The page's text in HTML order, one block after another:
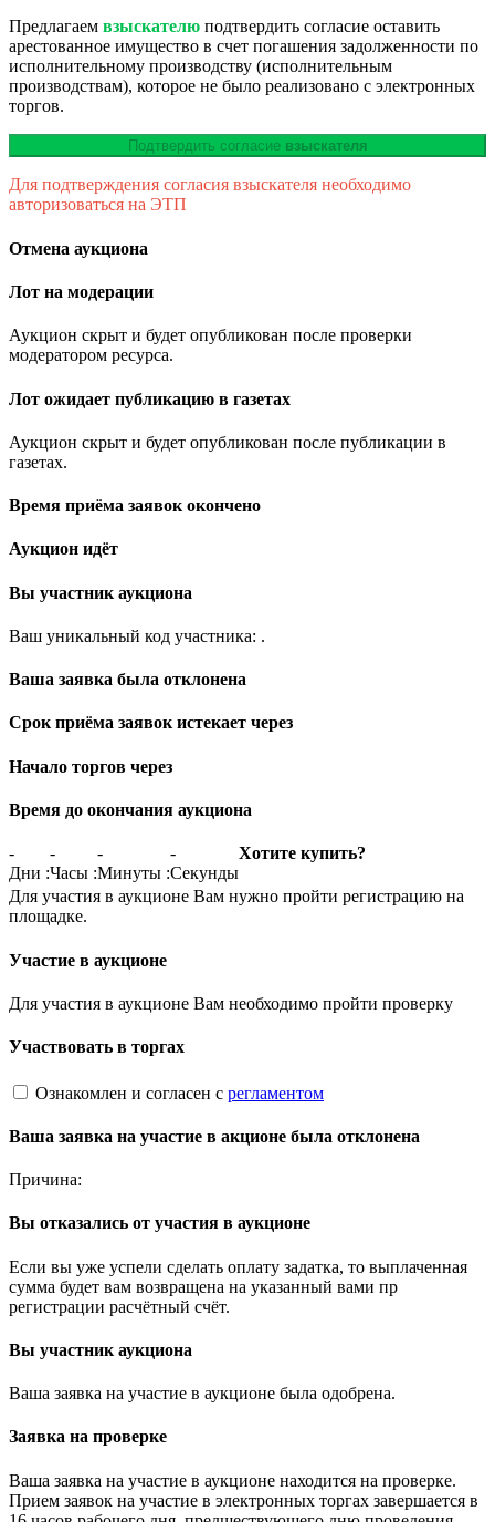
Предлагаем взыскателю подтвердить согласие оставить
арестованное имущество в счет погашения задолженности по
исполнительному производству (исполнительным
производствам), которое не было реализовано с электронных
торгов.
Подтвердить согласие взыскателя
Для подтверждения согласия взыскателя необходимо
авторизоваться на ЭТП
Отмена аукциона
Лот на модерации
Аукцион скрыт и будет опубликован после проверки
модератором ресурса.
Лот ожидает публикацию в газетах
Аукцион скрыт и будет опубликован после публикации в
газетах.
Время приёма заявок окончено
Аукцион идёт
Вы участник аукциона
Ваш уникальный код участника: .
Ваша заявка была отклонена
Срок приёма заявок истекает через
Начало торгов через
Время до окончания аукциона
-
Дни :
-
Часы :
-
Минуты :
-
Секунды
Хотите купить?
Для участия в аукционе Вам нужно пройти регистрацию на
площадке.
Участие в аукционе
Для участия в аукционе Вам необходимо пройти проверку
Участвовать в торгах
Ознакомлен и согласен с регламентом
Ваша заявка на участие в акционе была отклонена
Причина:
Вы отказались от участия в аукционе
Если вы уже успели сделать оплату задатка, то выплаченная
сумма будет вам возвращена на указанный вами пр
регистрации расчётный счёт.
Вы участник аукциона
Ваша заявка на участие в аукционе была одобрена.
Заявка на проверке
Ваша заявка на участие в аукционе находится на проверке.
Прием заявок на участие в электронных торгах завершается в